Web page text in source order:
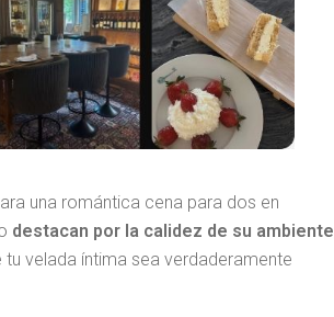
una romántica cena para dos en
destacan por la calidez de su ambiente
velada íntima sea verdaderamente